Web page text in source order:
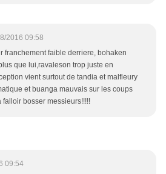
2016 09:58
franchement faible derriere, bohaken
que lui,ravaleson trop juste en
vient surtout de tandia et malfleury
et buanga mauvais sur les coups
falloir bosser messieurs!!!!!
09:54